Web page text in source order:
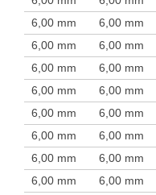
6,00 mm
6,00 mm
6,00 mm
6,00 mm
6,00 mm
6,00 mm
6,00 mm
6,00 mm
6,00 mm
6,00 mm
6,00 mm
6,00 mm
6,00 mm
6,00 mm
6,00 mm
6,00 mm